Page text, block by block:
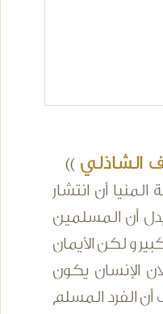
الشاذلي ))
أن انتشار
أن المسلمين
و لكن الأيمان
الإنسان يكون
أن الفرد المسلم